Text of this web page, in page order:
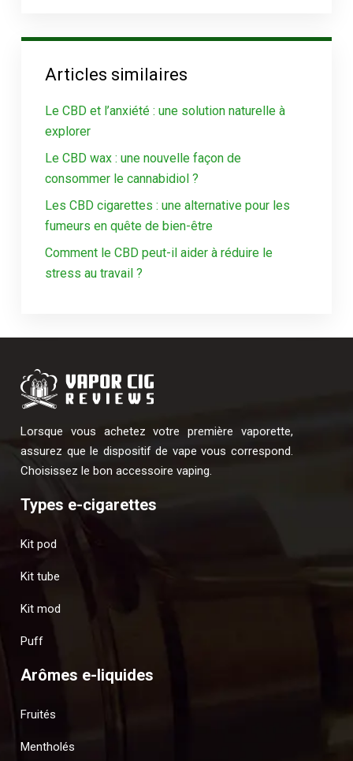
Articles similaires
Le CBD et l’anxiété : une solution naturelle à
explorer
Le CBD wax : une nouvelle façon de
consommer le cannabidiol ?
Les CBD cigarettes : une alternative pour les
fumeurs en quête de bien-être
Comment le CBD peut-il aider à réduire le
stress au travail ?
Lorsque vous achetez votre première vaporette,
assurez que le dispositif de vape vous correspond.
Choisissez le bon accessoire vaping.
Types e-cigarettes
Kit pod
Kit tube
Kit mod
Puff
Arômes e-liquides
Fruités
Mentholés